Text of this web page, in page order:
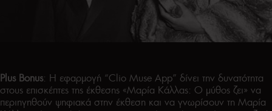
Plus Bonus: Η εφαρμογή “Clio Muse App” δίνει την δυνατότητα
στους επισκέπτες της έκθεσης «Μαρία Κάλλας: Ο μύθος ζει» να
περιηγηθούν ψηφιακά στην έκθεση και να γνωρίσουν τη Μαρία